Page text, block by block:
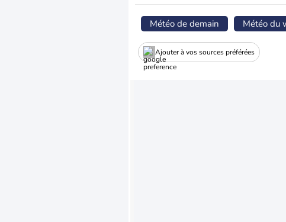
Météo de demain Météo du
Ajouter à vos sources préférées